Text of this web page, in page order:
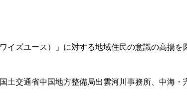
イズユース）」に対する地域住民の意識の高揚を
交通省中国地方整備局出雲河川事務所、中海